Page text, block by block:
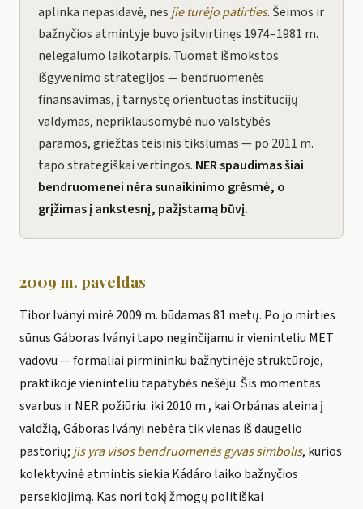
aplinka nepasidavė, nes jie turėjo patirties. Šeimos ir
bažnyčios atmintyje buvo įsitvirtinęs 1974–1981 m.
nelegalumo laikotarpis. Tuomet išmokstos
išgyvenimo strategijos — bendruomenės
finansavimas, į tarnystę orientuotas institucijų
valdymas, nepriklausomybė nuo valstybės
paramos, griežtas teisinis tikslumas — po 2011 m.
tapo strategiškai vertingos. NER spaudimas šiai
bendruomenei nėra sunaikinimo grėsmė, o
grįžimas į ankstesnį, pažįstamą būvį.
2009 m. paveldas
Tibor Iványi mirė 2009 m. būdamas 81 metų. Po jo mirties
sūnus Gáboras Iványi tapo neginčijamu ir vieninteliu MET
vadovu — formaliai pirmininku bažnytinėje struktūroje,
praktikoje vieninteliu tapatybės nešėju. Šis momentas
svarbus ir NER požiūriu: iki 2010 m., kai Orbánas ateina į
valdžią, Gáboras Iványi nebėra tik vienas iš daugelio
pastorių; jis yra visos bendruomenės gyvas simbolis, kurios
kolektyvinė atmintis siekia Kádáro laiko bažnyčios
persekiojimą. Kas nori tokį žmogų politiškai